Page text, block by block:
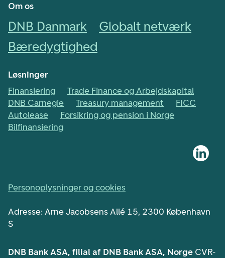
Om os
DNB Danmark
Globalt netværk
Bæredygtighed
Løsninger
Finansiering
Trade Finance og Arbejdskapital
DNB Carnegie
Treasury management
FICC
Autolease
Forsikring og pension i Norge
Bilfinansiering
Personoplysninger og cookies
Adresse: Arne Jacobsens Allé 15, 2300 København
S
DNB Bank ASA, filial af DNB Bank ASA, Norge CVR-